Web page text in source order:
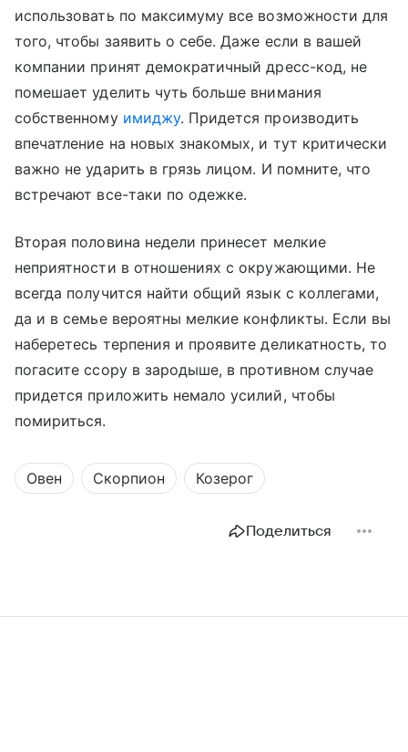
использовать по максимуму все возможности для
того, чтобы заявить о себе. Даже если в вашей
компании принят демократичный дресс-код, не
помешает уделить чуть больше внимания
собственному имиджу. Придется производить
впечатление на новых знакомых, и тут критически
важно не ударить в грязь лицом. И помните, что
встречают все-таки по одежке.
Вторая половина недели принесет мелкие
неприятности в отношениях с окружающими. Не
всегда получится найти общий язык с коллегами,
да и в семье вероятны мелкие конфликты. Если вы
наберетесь терпения и проявите деликатность, то
погасите ссору в зародыше, в противном случае
придется приложить немало усилий, чтобы
помириться.
Овен Скорпион Козерог
Поделиться